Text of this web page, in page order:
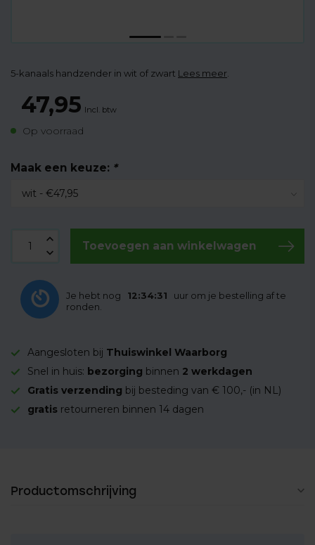
5-kanaals handzender in wit of zwart Lees meer
47,95 Incl. btw
Op voorraad
Maak een keuze: *
Toevoegen aan winkelwagen
Je hebt nog 12:34:30
uur om je bestelling af te
ronden.
Aangesloten bij Thuiswinkel Waarborg
Snel in huis: bezorging binnen 2 werkdagen
Gratis verzending bij besteding van € 100,- (in NL)
gratis retourneren binnen 14 dagen
Productomschrijving